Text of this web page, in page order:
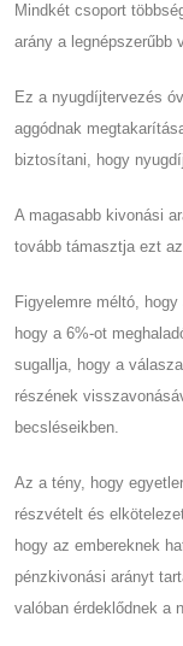
Mindkét csoport
arány a legnépszerűbb
Ez a nyugdíjtervezés
aggódnak
biztosítani, hogy
A magasabb kivonási
tovább támasztja ezt
Figyelemre méltó,
hogy a 6%-ot
sugallja, hogy a
részének
becsléseikben.
Az a tény, hogy
részvételt és
hogy az embereknek
pénzkivonási arányt
valóban érdeklődnek a